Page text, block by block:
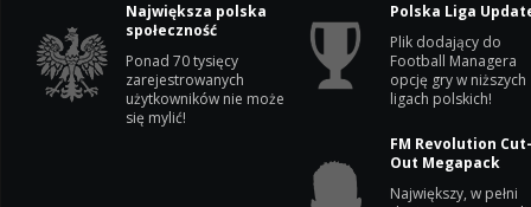
Największa polska
społeczność
Ponad 70 tysięcy
zarejestrowanych
użytkowników nie może
się mylić!
Polska Liga
Plik dodający do
Football Managera
opcję gry w niższych
ligach polskich!
FM Revolution
Out Megapack
Największy, w pełni